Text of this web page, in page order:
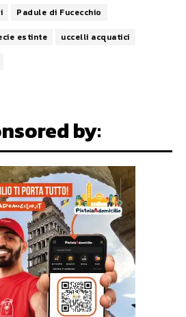
Padule di Fucecchio
estinte
uccelli acquatici
by: